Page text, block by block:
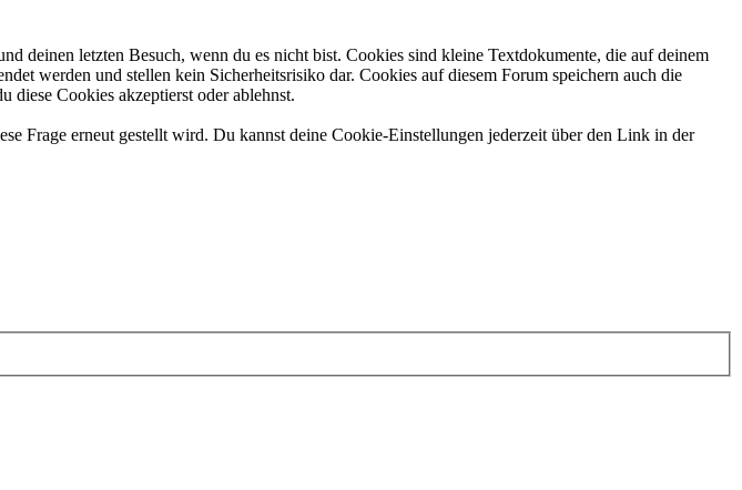
deinen letzten Besuch, wenn du es nicht bist. Cookies sind kleine Textdokumente, die auf deinem
werden und stellen kein Sicherheitsrisiko dar. Cookies auf diesem Forum speichern auch die
diese Cookies akzeptierst oder ablehnst.
Frage erneut gestellt wird. Du kannst deine Cookie-Einstellungen jederzeit über den Link in der